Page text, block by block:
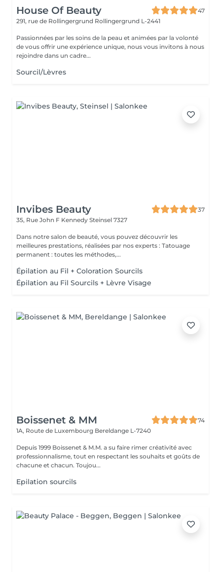
House Of Beauty
47
291, rue de Rollingergrund Rollingergrund L-2441
Passionnées par les soins de la peau et animées par la volonté
de vous offrir une expérience unique, nous vous invitons à nous
rejoindre dans un cadre...
Sourcil/Lèvres
Invibes Beauty
37
35, Rue John F Kennedy Steinsel 7327
Dans notre salon de beauté, vous pouvez découvrir les
meilleures prestations, réalisées par nos experts : Tatouage
permanent : toutes les méthodes,...
Épilation au Fil + Coloration Sourcils
Épilation au Fil Sourcils + Lèvre Visage
Boissenet & MM
74
1A, Route de Luxembourg Bereldange L-7240
Depuis 1999 Boissenet & M.M. a su faire rimer créativité avec
professionnalisme, tout en respectant les souhaits et goûts de
chacune et chacun. Toujou...
Epilation sourcils